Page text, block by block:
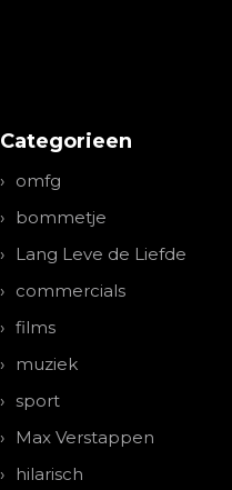
Categorieen
omfg
bommetje
Lang Leve de Liefde
commercials
films
muziek
sport
Max Verstappen
hilarisch